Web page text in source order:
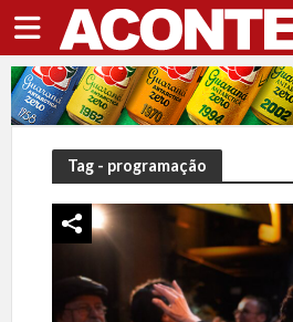
Tag - programação